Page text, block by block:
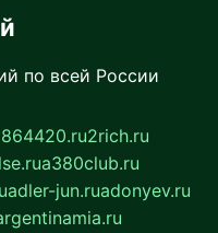
по всей России
2rich.ru
a380club.ru
adler-jun.ruadonyev.ru